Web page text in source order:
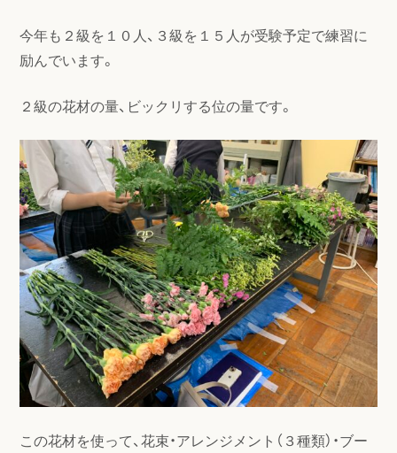
今年も２級を１０人、３級を１５人が受験予定で練習に
励んでいます。
２級の花材の量、ビックリする位の量です。
この花材を使って、花束・アレンジメント（３種類）・ブー